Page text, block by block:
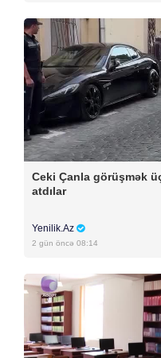
Ceki Çanla görüşmək
atdılar
Yenilik.Az
2 gün öncə 08:14